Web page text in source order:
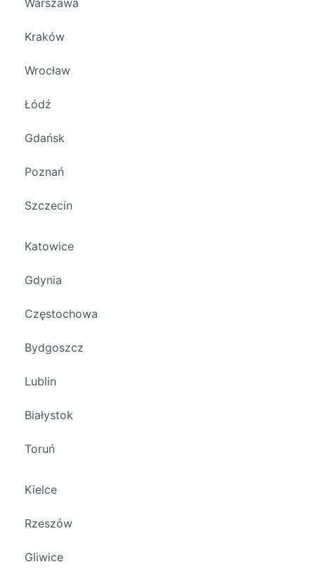
Kraków
Wrocław
Łódź
Gdańsk
Poznań
Szczecin
Katowice
Gdynia
Częstochowa
Bydgoszcz
Lublin
Białystok
Toruń
Kielce
Rzeszów
Gliwice